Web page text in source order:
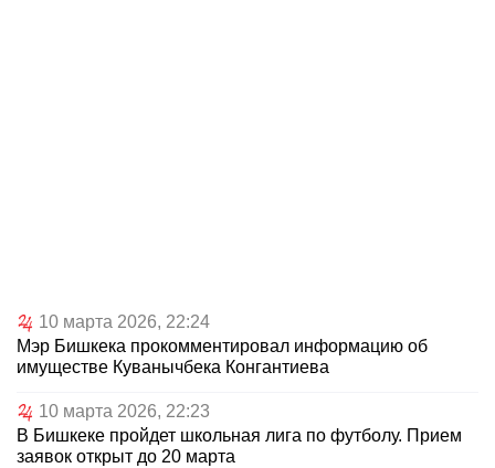
10 марта 2026, 22:24
Мэр Бишкека прокомментировал информацию об
имуществе Куванычбека Конгантиева
10 марта 2026, 22:23
В Бишкеке пройдет школьная лига по футболу. Прием
заявок открыт до 20 марта